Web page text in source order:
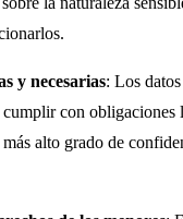
y necesarias: Los
con obligaciones
alto grado de